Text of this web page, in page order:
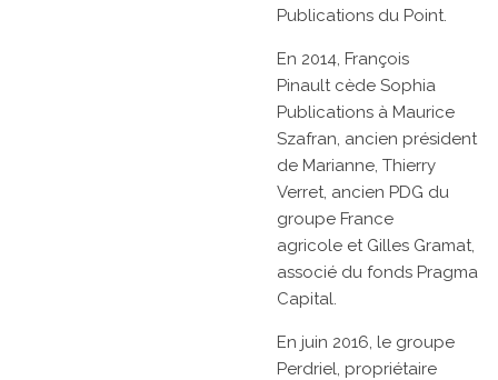
Publications du Point.
En 2014, François
Pinault cède Sophia
Publications à Maurice
Szafran, ancien président
de Marianne, Thierry
Verret, ancien PDG du
groupe France
agricole et Gilles Gramat,
associé du fonds Pragma
Capital.
En juin 2016, le groupe
Perdriel, propriétaire